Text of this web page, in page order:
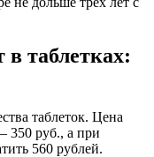
таблетках:
таблеток. Цена
350 руб., а при
560 рублей.